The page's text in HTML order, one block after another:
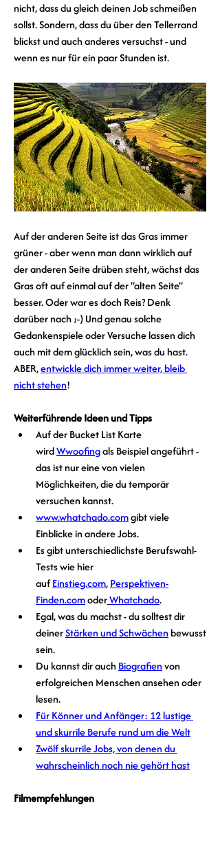
nicht, dass du gleich deinen Job schmeißen
sollst. Sondern, dass du über den Tellerrand
blickst und auch anderes versuchst - und
wenn es nur für ein paar Stunden ist.
Auf der anderen Seite ist das Gras immer
grüner - aber wenn man dann wirklich auf
der anderen Seite drüben steht, wächst das
Gras oft auf einmal auf der "alten Seite"
besser. Oder war es doch Reis? Denk
darüber nach ;-) Und genau solche
Gedankenspiele oder Versuche lassen dich
auch mit dem glücklich sein, was du hast.
ABER, entwickle dich immer weiter, bleib
nicht stehen!
Weiterführende Ideen und Tipps
Auf der Bucket List Karte
wird Wwoofing als Beispiel angeführt -
das ist nur eine von vielen
Möglichkeiten, die du temporär
versuchen kannst.
www.whatchado.com gibt viele
Einblicke in andere Jobs.
Es gibt unterschiedlichste Berufswahl-
Tests wie hier
auf Einstieg.com, Perspektiven-
Finden.com oderWhatchado.
Egal, was du machst - du solltest dir
deiner Stärken und Schwächen bewusst
sein.
Du kannst dir auch Biografien von
erfolgreichen Menschen ansehen oder
lesen.
Für Könner und Anfänger: 12 lustige
und skurrile Berufe rund um die Welt
Zwölf skurrile Jobs, von denen du
wahrscheinlich noch nie gehört hast
Filmempfehlungen